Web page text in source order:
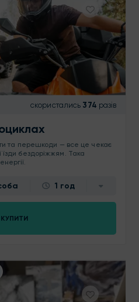
скористались 374 разів
та перешкоди — все це чекає
їзди бездоріжжям. Така
1 год
КУПИТИ